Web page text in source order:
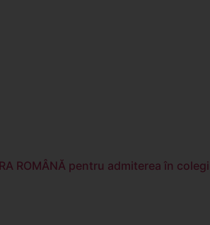
ROMÂNĂ pentru admiterea în